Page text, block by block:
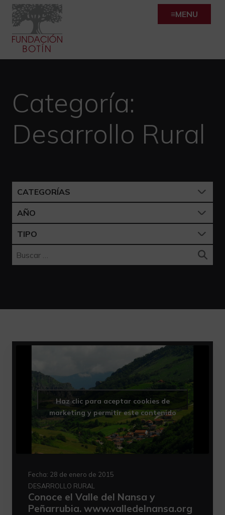
Skip
content
MENU
Categoría:
Desarrollo Rural
CATEGORÍAS
AÑO
TIPO
Haz clic para aceptar cookies de
marketing y permitir este contenido
Fecha: 28 de enero de 2015
DESARROLLO RURAL
Conoce el Valle del Nansa y
Peñarrubia. www.valledelnansa.org